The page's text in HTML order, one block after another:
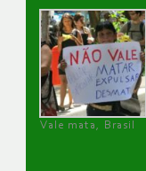
Vale mata, Brasil